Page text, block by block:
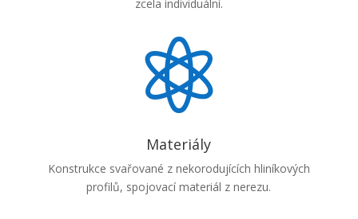
zcela individuální.

Materiály
Konstrukce svařované z nekorodujících hliníkových
profilů, spojovací materiál z nerezu.